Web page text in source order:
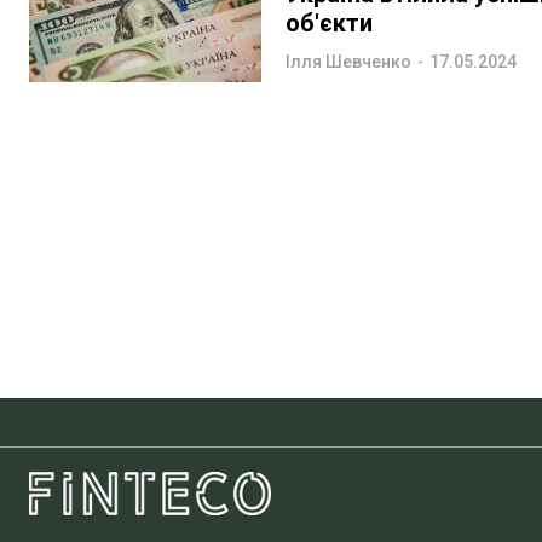
об'єкти
Ілля Шевченко - 17.05.2024